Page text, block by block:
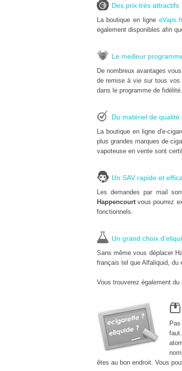
Des prix très attractifs
La boutique en ligne
également disponibles afin
Le meilleur
De nombreux avantages
de remise à vie sur tous
dans le programme de
Du matériel de qualité
La boutique en ligne d'e-
plus grandes marques de
vapoteuse en vente sont
Un SAV rapide et
Les demandes par mail
Happencourtvous pourrez
fonctionnels.
Un grand choix
Sans même vous déplacer
français tel que Alfaliquid, du
Vous trouverez également
êtes au bon endroit. Vous